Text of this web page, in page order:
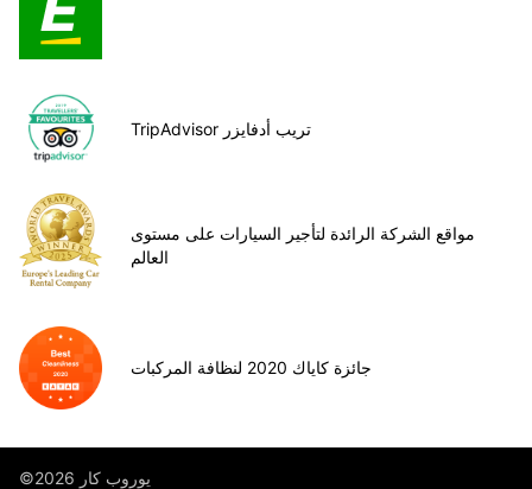
TripAdvisor تريب أدفايزر
مواقع الشركة الرائدة لتأجير السيارات على مستوى
العالم
جائزة كاياك 2020 لنظافة المركبات
©يوروب كار 2026